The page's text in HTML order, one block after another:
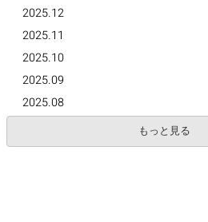
2025.12
2025.11
2025.10
2025.09
2025.08
もっと見る